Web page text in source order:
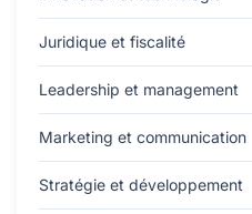
Juridique et fiscalité
Leadership et management
Marketing et communication
Stratégie et développement